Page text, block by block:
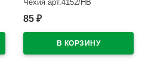
Чехия арт.4152/НВ
В наличии
85 ₽